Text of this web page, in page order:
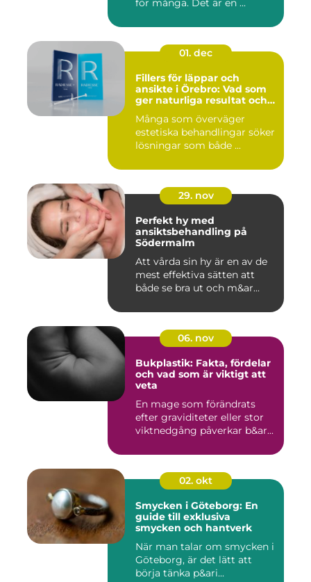
för många. Det är en ...
01. dec
Fillers för läppar och
ansikte i Örebro: Vad som
ger naturliga resultat och
Många som överväger
estetiska behandlingar söker
lösningar som både ...
29. nov
Perfekt hy med
ansiktsbehandling på
Södermalm
Att vårda sin hy är en av de
mest effektiva sätten att
både se bra ut och m&ar...
06. nov
Bukplastik: Fakta, fördelar
och vad som är viktigt att
veta
En mage som förändrats
efter graviditeter eller stor
viktnedgång påverkar b&ar...
02. okt
Smycken i Göteborg: En
guide till exklusiva
smycken och hantverk
När man talar om smycken i
Göteborg, är det lätt att
börja tänka p&ari...